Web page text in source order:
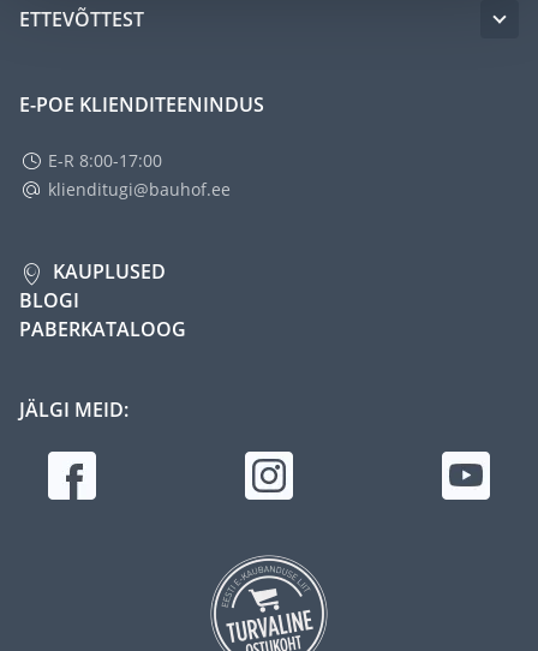
ETTEVÕTTEST
E-POE KLIENDITEENINDUS
E-R 8:00-17:00
klienditugi@bauhof.ee
KAUPLUSED
BLOGI
PABERKATALOOG
JÄLGI MEID: